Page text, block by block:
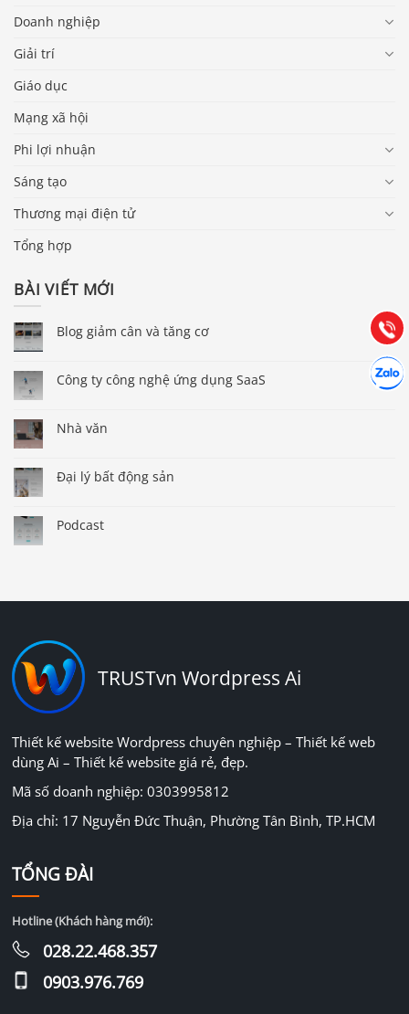
Doanh nghiệp
Giải trí
Giáo dục
Mạng xã hội
Phi lợi nhuận
Sáng tạo
Thương mại điện tử
Tổng hợp
BÀI VIẾT MỚI
Blog giảm cân và tăng cơ
Công ty công nghệ ứng dụng SaaS
Nhà văn
Đại lý bất động sản
Podcast
TRUSTvn Wordpress Ai
Thiết kế website Wordpress chuyên nghiệp – Thiết kế web
dùng Ai – Thiết kế website giá rẻ, đẹp.
Mã số doanh nghiệp: 0303995812
Địa chỉ: 17 Nguyễn Đức Thuận, Phường Tân Bình, TP.HCM
TỔNG ĐÀI
Hotline (Khách hàng mới):
028.22.468.357
0903.976.769
Gọi
(028) 22.166.144
Chát